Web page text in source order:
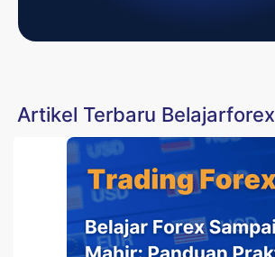
Artikel Terbaru Belajarforex